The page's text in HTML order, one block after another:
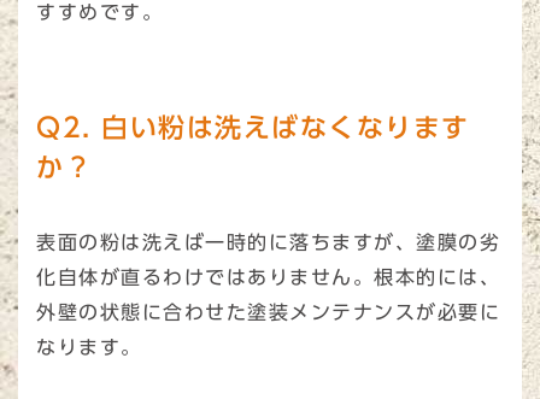
すすめです。
Q2. 白い粉は洗えばなくなります
か？
表面の粉は洗えば一時的に落ちますが、塗膜の劣
化自体が直るわけではありません。根本的には、
外壁の状態に合わせた塗装メンテナンスが必要に
なります。